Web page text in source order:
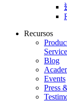
Recursos
Blog
Events
Press